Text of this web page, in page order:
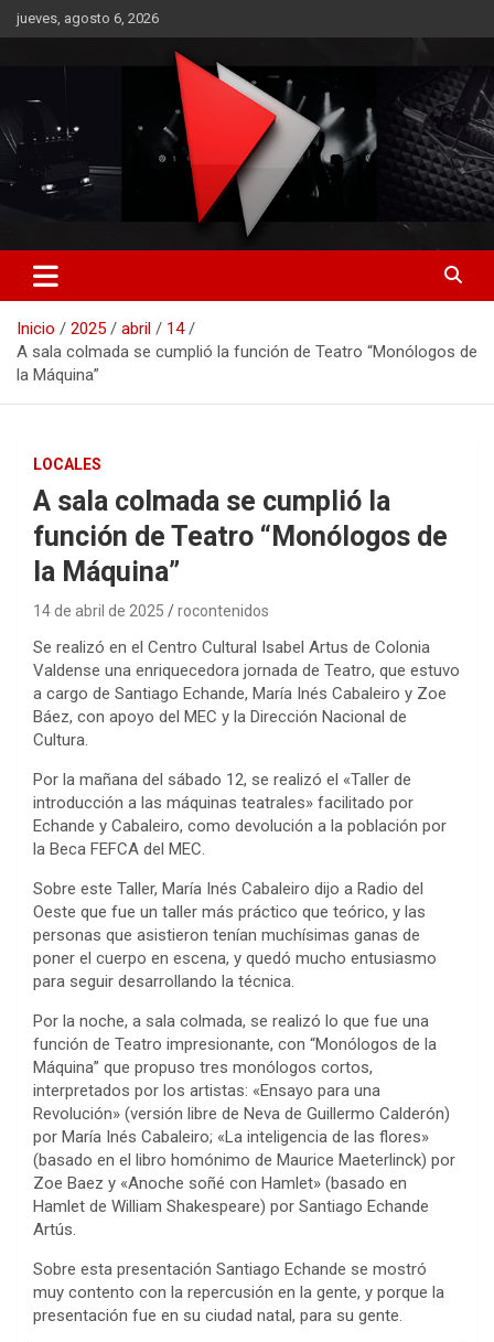
Saltar
al
jueves, agosto 6, 2026
RO CONTENIDOS
Inicio 2025 abril
14
A sala colmada se cumplió la función de Teatro “Monólogos de
la Máquina”
LOCALES
A sala colmada se cumplió la
función de Teatro “Monólogos de
la Máquina”
14 de abril de 2025 rocontenidos
Se realizó en el Centro Cultural Isabel Artus de Colonia
Valdense una enriquecedora jornada de Teatro, que estuvo
a cargo de Santiago Echande, María Inés Cabaleiro y Zoe
Báez, con apoyo del MEC y la Dirección Nacional de
Cultura.
Por la mañana del sábado 12, se realizó el «Taller de
introducción a las máquinas teatrales» facilitado por
Echande y Cabaleiro, como devolución a la población por
la Beca FEFCA del MEC.
Sobre este Taller, María Inés Cabaleiro dijo a Radio del
Oeste que fue un taller más práctico que teórico, y las
personas que asistieron tenían muchísimas ganas de
poner el cuerpo en escena, y quedó mucho entusiasmo
para seguir desarrollando la técnica.
Por la noche, a sala colmada, se realizó lo que fue una
función de Teatro impresionante, con “Monólogos de la
Máquina” que propuso tres monólogos cortos,
interpretados por los artistas: «Ensayo para una
Revolución» (versión libre de Neva de Guillermo Calderón)
por María Inés Cabaleiro; «La inteligencia de las flores»
(basado en el libro homónimo de Maurice Maeterlinck) por
Zoe Baez y «Anoche soñé con Hamlet» (basado en
Hamlet de William Shakespeare) por Santiago Echande
Artús.
Sobre esta presentación Santiago Echande se mostró
muy contento con la repercusión en la gente, y porque la
presentación fue en su ciudad natal, para su gente.